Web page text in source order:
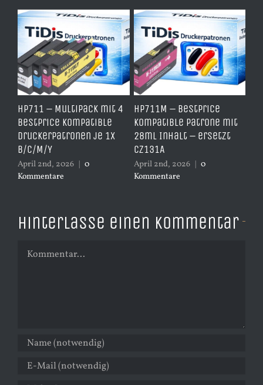
HP711 – Multipack mit 4
BestPrice kompatible
Druckerpatronen je 1x
B/C/M/Y
April 2nd, 2026 | 0
Kommentare
HP711M – BestPrice
kompatible Patrone mit
28ml Inhalt – ersetzt
CZ131A
April 2nd, 2026 | 0
Kommentare
Hinterlasse einen Kommentar
Kommentar